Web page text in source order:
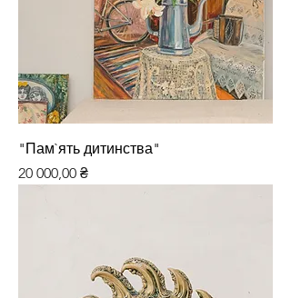
"Пам`ять дитинства"
Ціна
20 000,00 ₴